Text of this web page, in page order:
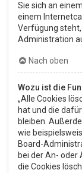
Sie sich an
einem
Verfügung
Administration
Nach oben
Wozu ist die
„Alle Cookies
hat und die
bleiben.
wie
Board-
bei der An- oder
die Cookies